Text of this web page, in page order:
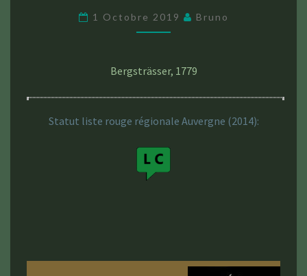
1 Octobre 2019 Bruno
Bergsträsser, 1779
Statut liste rouge régionale Auvergne (2014):